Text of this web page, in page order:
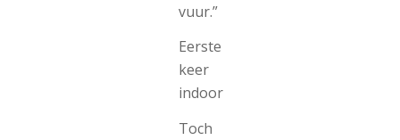
vuur.”
Eerste
keer
indoor
Toch